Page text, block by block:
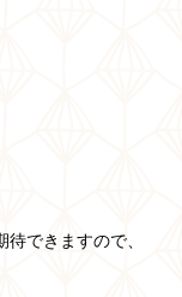
できますので、